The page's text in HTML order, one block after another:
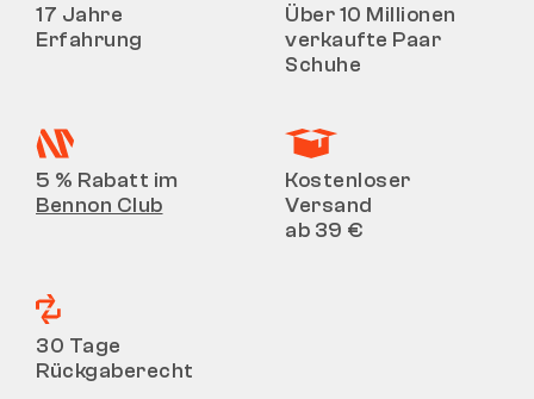
17 Jahre
Erfahrung
Über 10 Millionen
verkaufte Paar
Schuhe
5 % Rabatt im
Bennon Club
Kostenloser
Versand
ab 39 €
30 Tage
Rückgaberecht